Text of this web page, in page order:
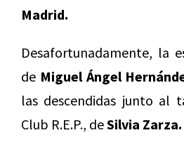
Madrid.
Desafortunadamente, la
de Miguel Ángel
las descendidas junto al
Club R.E.P., deSilvia Zarza.